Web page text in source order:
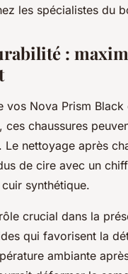
les spécialistes du
:
vos Nova Prism
ces chaussures
nettoyage après
de cire avec un
synthétique.
crucial dans la
qui favorisent la
ambiante